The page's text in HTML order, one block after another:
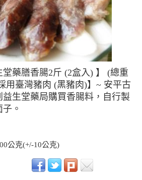
堂藥膳香腸2斤 (2盒入) 】 (總重
用臺灣豬肉 (黑豬肉)】~ 安平古
生堂藥局購買香腸料，自行製
。
公克(+/-10公克)